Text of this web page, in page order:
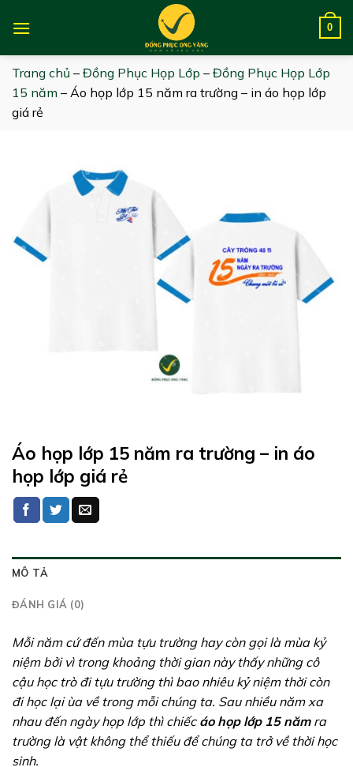
0
Trang chủ – Đồng Phục Họp Lớp – Đồng Phục Họp Lớp
15 năm – Áo họp lớp 15 năm ra trường – in áo họp lớp
giá rẻ
Áo họp lớp 15 năm ra trường – in áo
họp lớp giá rẻ
MÔ TẢ
ĐÁNH GIÁ (0)
Mỗi năm cứ đến mùa tựu trường hay còn gọi là mùa kỷ
niệm bởi vì trong khoảng thời gian này thấy những cô
cậu học trò đi tựu trường thì bao nhiêu kỷ niệm thời còn
đi học lại ùa về trong mỗi chúng ta. Sau nhiều năm xa
nhau đến ngày họp lớp thì chiếc áo họp lớp 15 nămra
trường là vật không thể thiếu để chúng ta trở về thời học
sinh.